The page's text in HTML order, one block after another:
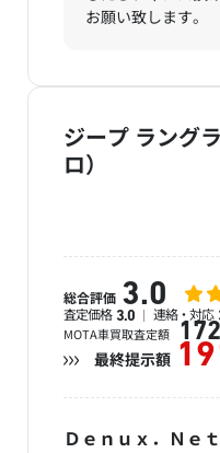
お願い致します。
ジープ ラング
ロ）
総合評価 3.0
査定価格 3.0 連絡・対応
MOTA車買取査定額
最終提示額
Ｄｅｎｕｘ．Ｎｅｔ